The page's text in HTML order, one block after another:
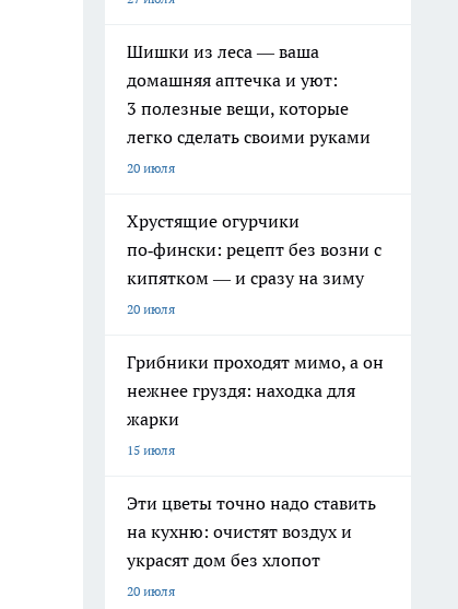
Шишки из леса — ваша
домашняя аптечка и уют:
3 полезные вещи, которые
легко сделать своими руками
20 июля
Хрустящие огурчики
по‑фински: рецепт без возни с
кипятком — и сразу на зиму
20 июля
Грибники проходят мимо, а он
нежнее груздя: находка для
жарки
15 июля
Эти цветы точно надо ставить
на кухню: очистят воздух и
украсят дом без хлопот
20 июля